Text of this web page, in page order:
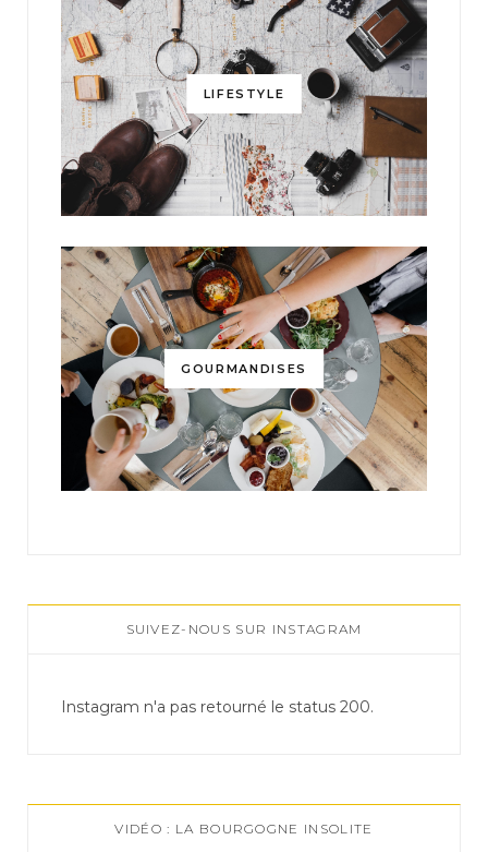
LIFESTYLE
GOURMANDISES
SUIVEZ-NOUS SUR INSTAGRAM
Instagram n'a pas retourné le status 200.
VIDÉO : LA BOURGOGNE INSOLITE